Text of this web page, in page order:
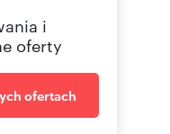
i
oferty
ofertach